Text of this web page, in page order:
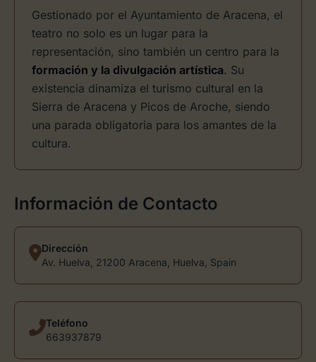
Gestionado por el Ayuntamiento de Aracena, el
teatro no solo es un lugar para la
representación, sino también un centro para la
formación y la divulgación artística. Su
existencia dinamiza el turismo cultural en la
Sierra de Aracena y Picos de Aroche, siendo
una parada obligatoria para los amantes de la
cultura.
Información de Contacto
Dirección
Av. Huelva, 21200 Aracena, Huelva, Spain
Teléfono
663937879